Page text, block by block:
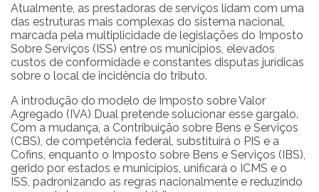
Atualmente, as prestadoras de serviços lidam com uma
das estruturas mais complexas do sistema nacional,
marcada pela multiplicidade de legislações do Imposto
Sobre Serviços (ISS) entre os municípios, elevados
custos de conformidade e constantes disputas jurídicas
sobre o local de incidência do tributo.
A introdução do modelo de Imposto sobre Valor
Agregado (IVA) Dual pretende solucionar esse gargalo.
Com a mudança, a Contribuição sobre Bens e Serviços
(CBS), de competência federal, substituirá o PIS e a
Cofins, enquanto o Imposto sobre Bens e Serviços (IBS),
gerido por estados e municípios, unificará o ICMS e o
ISS, padronizando as regras nacionalmente e reduzindo